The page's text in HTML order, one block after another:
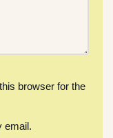
browser for the
email.